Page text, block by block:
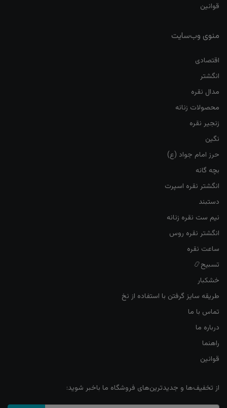
قوانین
منوی وب‌سایت
اقتصادی
انگشتر
مدال نقره
محصولات زنانه
زنجیر نقره
نگین
حرز امام جواد (ع)
بچه گانه
انگشتر نقره اسپرت
دستبند
نیم ست نقره زنانه
انگشتر نقره روس
ساعت نقره
تسبیح📿
خشکبار
طریقه سایز گرفتن با استفاده از نخ
تماس با ما
درباره ما
راهنما
قوانین
از تخفیف‌ها و جدیدترین‌های فروشگاه ما باخبر شوید: